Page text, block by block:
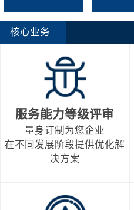
核心业务
服务能力等级评审
量身订制为您企业
在不同发展阶段提供优化解
决方案